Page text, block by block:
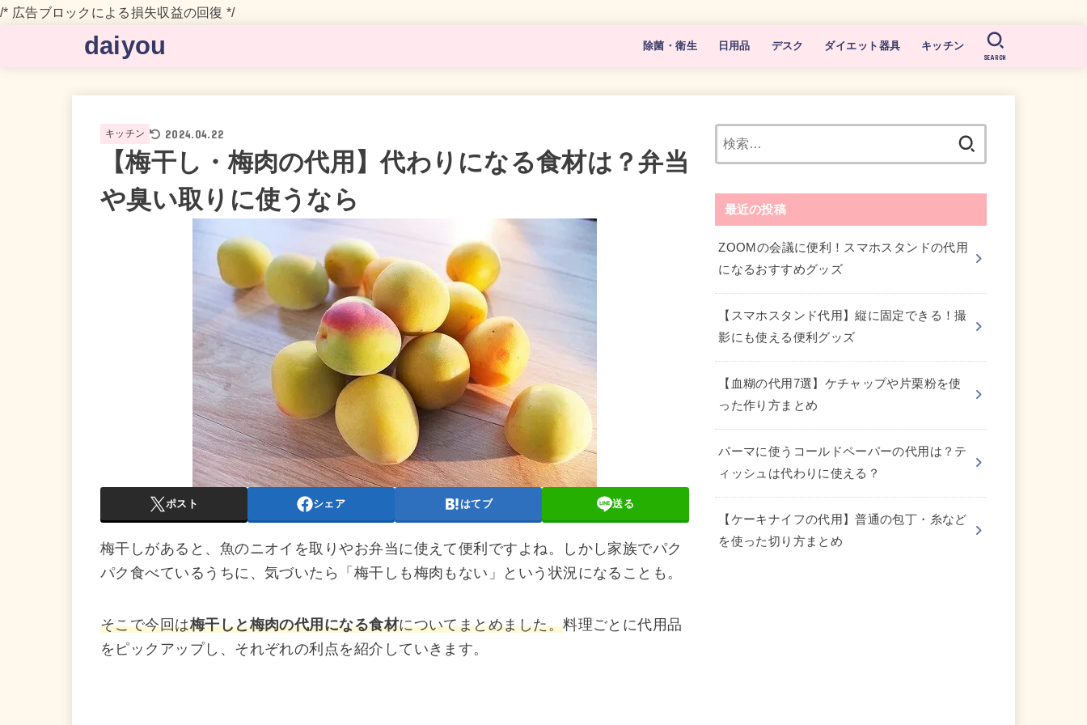
/* 広告ブロックによる損失収益の回復 */
daiyou 除菌・衛生 日用品 デスク ダイエット器具 キッチン
SEARCH
キッチン 2024.04.22
【梅干し・梅肉の代用】代わりになる食材は？弁当
や臭い取りに使うなら
ポスト シェア はてブ 送る
梅干しがあると、魚のニオイを取りやお弁当に使えて便利ですよね。しかし家族でパク
パク食べているうちに、気づいたら「梅干しも梅肉もない」という状況になることも。
そこで今回は梅干しと梅肉の代用になる食材についてまとめました。料理ごとに代用品
をピックアップし、それぞれの利点を紹介していきます。
最近の投稿
ZOOMの会議に便利！スマホスタンドの代用
になるおすすめグッズ
【スマホスタンド代用】縦に固定できる！撮
影にも使える便利グッズ
【血糊の代用7選】ケチャップや片栗粉を使
った作り方まとめ
パーマに使うコールドペーパーの代用は？テ
ィッシュは代わりに使える？
【ケーキナイフの代用】普通の包丁・糸など
を使った切り方まとめ